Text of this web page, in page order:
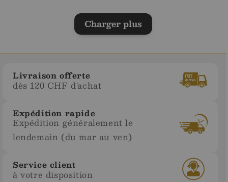
Charger plus
Livraison offerte
dès 120 CHF d'achat
Expédition rapide
Expédition généralement le
lendemain (du mar au ven)
Service client
à votre disposition